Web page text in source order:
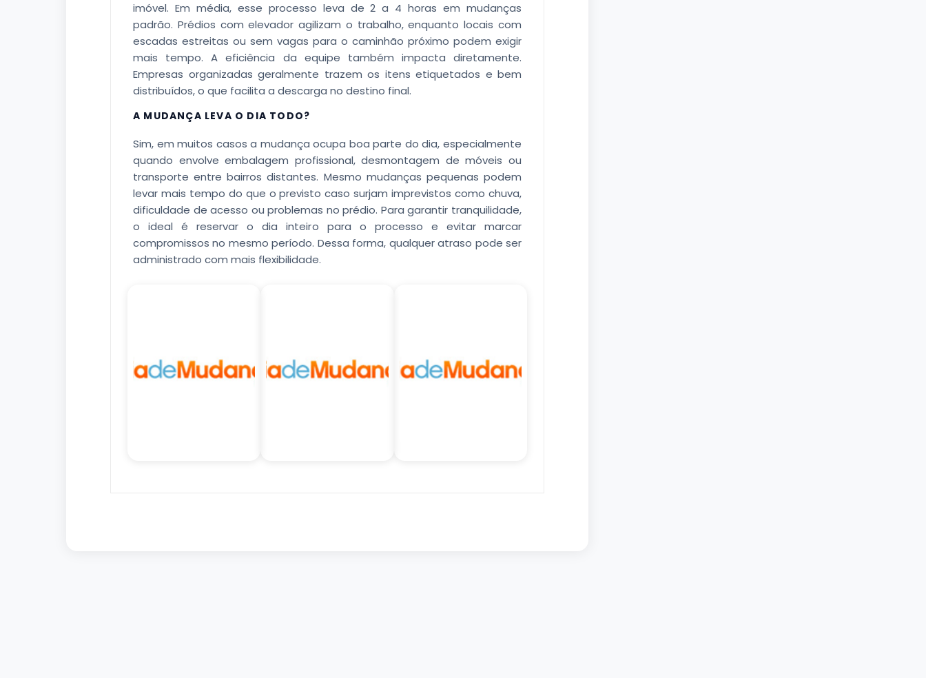
imóvel. Em média, esse processo leva de 2 a 4 horas em mudanças
padrão. Prédios com elevador agilizam o trabalho, enquanto locais com
escadas estreitas ou sem vagas para o caminhão próximo podem exigir
mais tempo. A eficiência da equipe também impacta diretamente.
Empresas organizadas geralmente trazem os itens etiquetados e bem
distribuídos, o que facilita a descarga no destino final.
A MUDANÇA LEVA O DIA TODO?
Sim, em muitos casos a mudança ocupa boa parte do dia, especialmente
quando envolve embalagem profissional, desmontagem de móveis ou
transporte entre bairros distantes. Mesmo mudanças pequenas podem
levar mais tempo do que o previsto caso surjam imprevistos como chuva,
dificuldade de acesso ou problemas no prédio. Para garantir tranquilidade,
o ideal é reservar o dia inteiro para o processo e evitar marcar
compromissos no mesmo período. Dessa forma, qualquer atraso pode ser
administrado com mais flexibilidade.